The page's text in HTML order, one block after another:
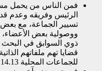
فمن الناس من يحمل
الرئيس وفريقه وعدم
تسيير الجماعة، مع بعض
ووصولية بعض الأعضاء،
ذوي السوابق في
قضايا تهم ملفاتهم
للجماعات المحلية 114.13 ( وهذا حسب رأي بعض المواطنين)